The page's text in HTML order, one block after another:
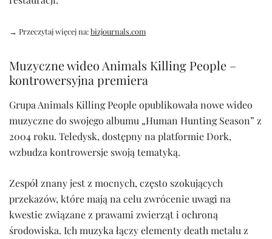
→ Przeczytaj więcej na:bizjournals.com
Muzyczne wideo Animals Killing People –
kontrowersyjna premiera
Grupa Animals Killing People opublikowała nowe wideo
muzyczne do swojego albumu „Human Hunting Season” z
2004 roku. Teledysk, dostępny na platformie Dork,
wzbudza kontrowersje swoją tematyką.
Zespół znany jest z mocnych, często szokujących
przekazów, które mają na celu zwrócenie uwagi na
kwestie związane z prawami zwierząt i ochroną
środowiska. Ich muzyka łączy elementy death metalu z